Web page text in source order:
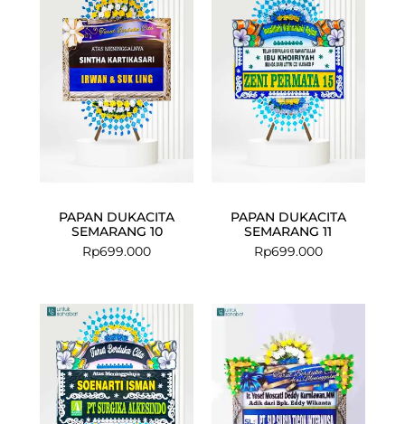
PAPAN DUKACITA
SEMARANG 10
Rp699.000
PAPAN DUKACITA
SEMARANG 11
Rp699.000
was:
Rp925.000.
is:
Rp899.000.